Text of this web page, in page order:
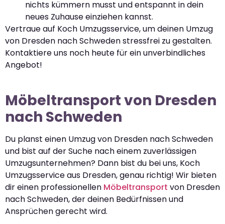
nichts kümmern musst und entspannt in dein
neues Zuhause einziehen kannst.
Vertraue auf Koch Umzugsservice, um deinen Umzug
von Dresden nach Schweden stressfrei zu gestalten.
Kontaktiere uns noch heute für ein unverbindliches
Angebot!
Möbeltransport von Dresden
nach Schweden
Du planst einen Umzug von Dresden nach Schweden
und bist auf der Suche nach einem zuverlässigen
Umzugsunternehmen? Dann bist du bei uns, Koch
Umzugsservice aus Dresden, genau richtig! Wir bieten
dir einen professionellen Möbeltransport von Dresden
nach Schweden, der deinen Bedürfnissen und
Ansprüchen gerecht wird.